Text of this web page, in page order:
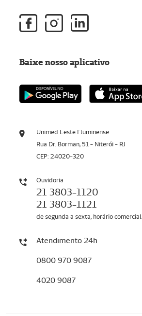
Unimed Leste Fluminense
Rua Dr. Borman, 51 - Niterói - RJ
CEP: 24020-320
Ouvidoria
21 3803-1120
21 3803-1121
de segunda a sexta, horário comercial
Atendimento 24h
0800 970 9087
4020 9087
Baixe nosso aplicativo